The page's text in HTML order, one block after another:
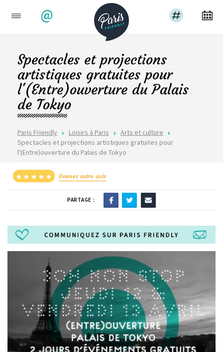
@
Paris Friendly Loisirs à Paris
Arts et culture
Spectacles et projections artistiques gratuites pour
l'(Entre)ouverture du Palais de Tokyo
Spectacles et projections
artistiques gratuites pour
l'(Entre)ouverture du Palais
de Tokyo
Donnez votre avis
PARTAGE :